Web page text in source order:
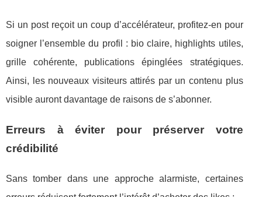
Si un post reçoit un coup d’accélérateur, profitez-en pour
soigner l’ensemble du profil : bio claire, highlights utiles,
grille cohérente, publications épinglées stratégiques.
Ainsi, les nouveaux visiteurs attirés par un contenu plus
visible auront davantage de raisons de s’abonner.
Erreurs à éviter pour préserver votre
crédibilité
Sans tomber dans une approche alarmiste, certaines